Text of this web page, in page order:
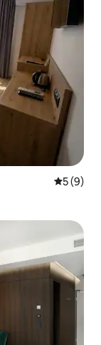
5 (9)